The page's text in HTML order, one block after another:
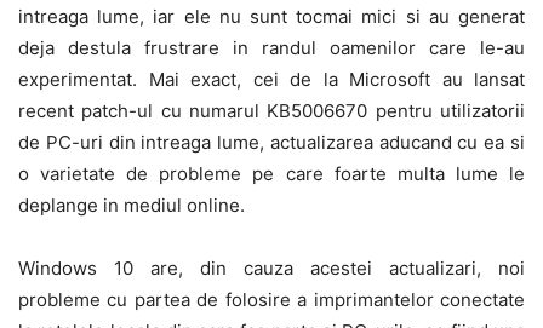
intreaga lume, iar ele nu sunt tocmai mici si au generat
deja destula frustrare in randul oamenilor care le-au
experimentat. Mai exact, cei de la Microsoft au lansat
recent patch-ul cu numarul KB5006670 pentru utilizatorii
de PC-uri din intreaga lume, actualizarea aducand cu ea si
o varietate de probleme pe care foarte multa lume le
deplange in mediul online.
Windows 10 are, din cauza acestei actualizari, noi
probleme cu partea de folosire a imprimantelor conectate